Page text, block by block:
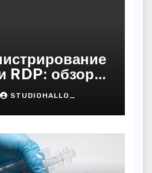
RDP: обзор
решений
STUDIOHALLO_